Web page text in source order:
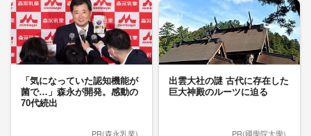
「気になっていた認知機能が
菌で…」森永が開発。感動の
70代続出
PR(森永乳業)
出雲大社の謎 古代に存在した
巨大神殿のルーツに迫る
PR(國學院大學)